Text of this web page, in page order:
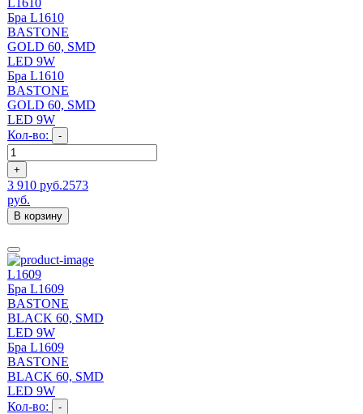
Бра L1610
BASTONE
GOLD 60, SMD
LED 9W
Бра L1610
BASTONE
GOLD 60, SMD
LED 9W
Кол-во:
-
+
3 910 руб.2573
руб.
В корзину
L1609
Бра L1609
BASTONE
BLACK 60, SMD
LED 9W
Бра L1609
BASTONE
BLACK 60, SMD
LED 9W
Кол-во:
-